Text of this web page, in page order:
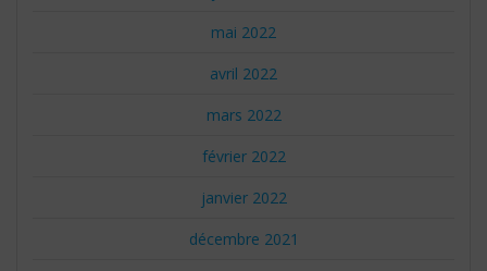
mai 2022
avril 2022
mars 2022
février 2022
janvier 2022
décembre 2021